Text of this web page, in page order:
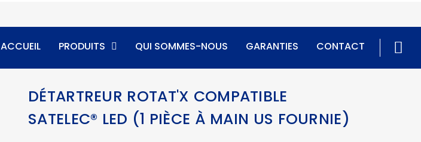
ACCUEIL PRODUITS QUI SOMMES-NOUS GARANTIES CONTACT
DÉTARTREUR ROTAT'X COMPATIBLE
SATELEC® LED (1 PIÈCE À MAIN US FOURNIE)